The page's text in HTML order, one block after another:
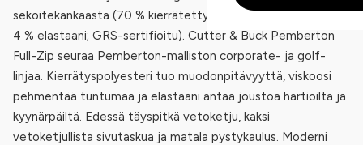
sekoitekankaasta (70 % kierrätetty polyesteri, 26 % viskoosi,
4 % elastaani; GRS-sertifioitu). Cutter & Buck Pemberton
Full-Zip seuraa Pemberton-malliston corporate- ja golf-
linjaa. Kierrätyspolyesteri tuo muodonpitävyyttä, viskoosi
pehmentää tuntumaa ja elastaani antaa joustoa hartioilta ja
kyynärpäiltä. Edessä täyspitkä vetoketju, kaksi
vetoketjullista sivutaskua ja matala pystykaulus. Moderni